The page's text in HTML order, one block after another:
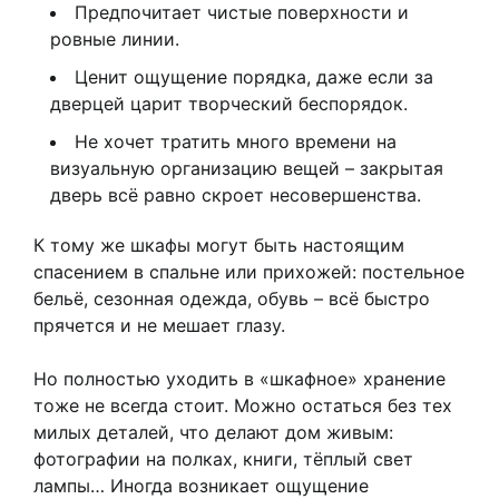
Предпочитает чистые поверхности и
ровные линии.
Ценит ощущение порядка, даже если за
дверцей царит творческий беспорядок.
Не хочет тратить много времени на
визуальную организацию вещей – закрытая
дверь всё равно скроет несовершенства.
К тому же шкафы могут быть настоящим
спасением в спальне или прихожей: постельное
бельё, сезонная одежда, обувь – всё быстро
прячется и не мешает глазу.
Но полностью уходить в «шкафное» хранение
тоже не всегда стоит. Можно остаться без тех
милых деталей, что делают дом живым:
фотографии на полках, книги, тёплый свет
лампы… Иногда возникает ощущение